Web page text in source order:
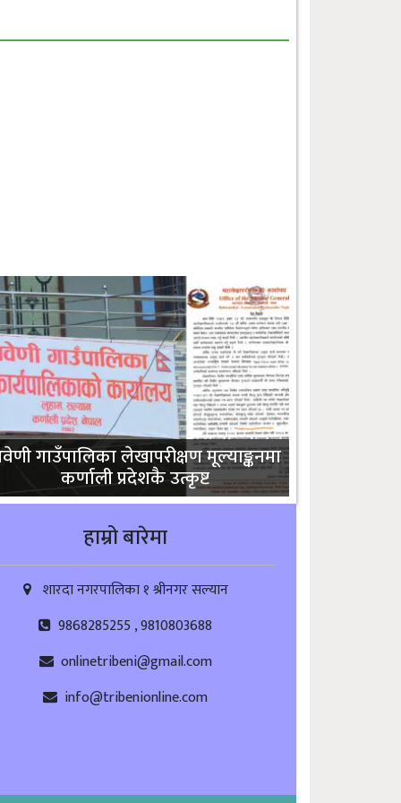
पाठ्यक्रम सम्बन्धी तालिम
गाउँपालिका लेखापरीक्षण मूल्याङ्कनमा
कर्णाली प्रदेशकै उत्कृष्ट
हाम्रो बारेमा
शारदा नगरपालिका १ श्रीनगर सल्यान
9868285255 , 9810803688
onlinetribeni@gmail.com
info@tribenionline.com